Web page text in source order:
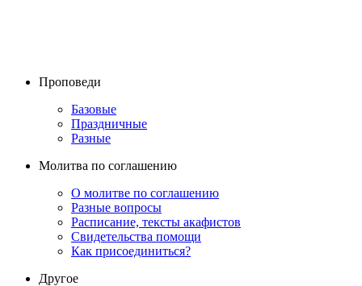
Проповеди
Базовые
Праздничные
Разные
Молитва по соглашению
О молитве по соглашению
Разные вопросы
Расписание, тексты акафистов
Свидетельства помощи
Как присоединиться?
Другое